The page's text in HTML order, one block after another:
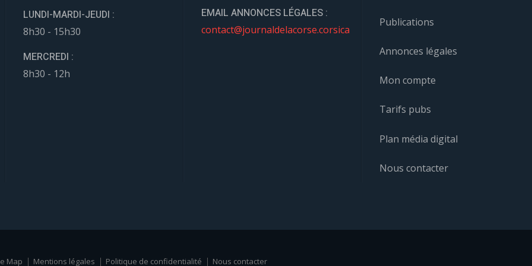
LUNDI-MARDI-JEUDI :
8h30 - 15h30
MERCREDI :
8h30 - 12h
EMAIL ANNONCES LÉGALES :
contact@journaldelacorse.corsica
Publications
Annonces légales
Mon compte
Tarifs pubs
Plan média digital
Nous contacter
Map Mentions légales Politique de confidentialité Nous contacter